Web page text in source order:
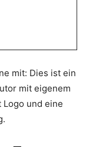
mit: Dies ist ein
mit eigenem
Logo und eine